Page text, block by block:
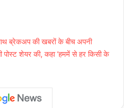
ब्रेकअप की खबरों के बीच अपनी
पोस्ट शेयर की, कहा ‘हममें से हर किसी के